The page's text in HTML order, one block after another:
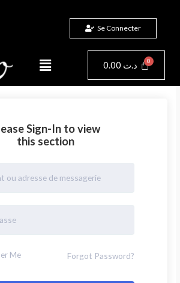
Se Connecter
Menu 0.00 د.ت Panier
Sign-In to view
this section
Me Forgot Password?